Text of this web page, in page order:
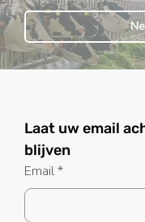
Laat uw email
blijven
Email*